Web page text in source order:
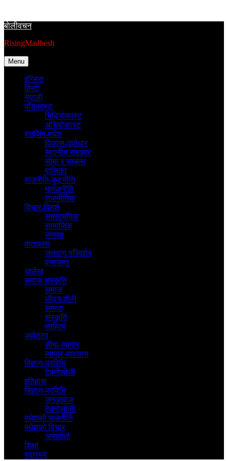
content
बाेलीवचन
RisingMadhesh
Menu
इंग्लिस
हिन्दी
नेपाली
पाँडकास्ट
भिडियाेकास्ट
अडियाेकास्ट
राइजिंग-मधेश
विकास-पूर्वाधार
स्थानीय सरकार
सीमा र सम्बन्ध
पालिका
राजनीति-कुटनीति
भूराजनीति
राजनीतिक
विचार-विमर्श
समसामयिक
सामाजिक
जनमत
वातावरण
जलवायु परिवर्तन
वन्यजन्तु
आलेख
समाज-संस्कृति
समाज
जीवन-शैली
सम्पदा
संस्कृति
साहित्य
अर्थतंत्र
सीमा-व्यापार
व्यापार-व्यवसाय
विज्ञान-प्रविधि
टेक्नोलोजी
इतिहास
विज्ञान-प्रविधि
जनआवाज
टेक्नोलोजी
मधेशकाे राजनीति
मधेशकाे विचार
अन्तर्वार्ता
शिक्षा
स्वास्थ्य